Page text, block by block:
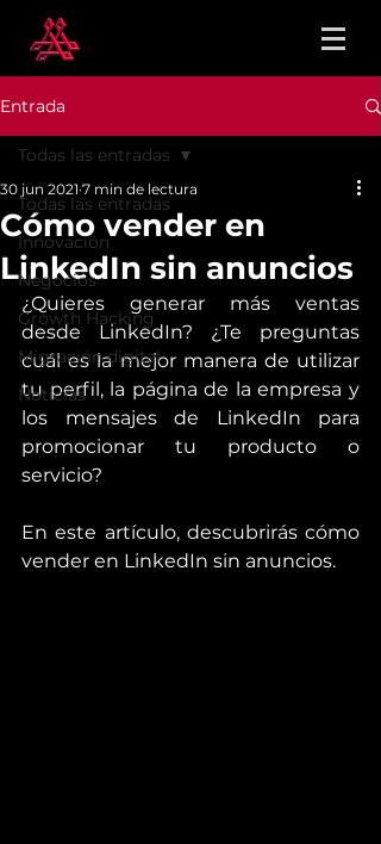
Entrada
Todas las entradas
Innovación
Negocios
Growth Hacking
Migración digital
Noticias
Todas las entradas
Cómo vender en
LinkedIn sin anuncios
30 jun 2021 7 min de lectura
¿Quieres generar más ventas
desde LinkedIn? ¿Te preguntas
cuál es la mejor manera de utilizar
tu perfil, la página de la empresa y
los mensajes de LinkedIn para
promocionar tu producto o
servicio?
En este artículo, descubrirás cómo
vender en LinkedIn sin anuncios.